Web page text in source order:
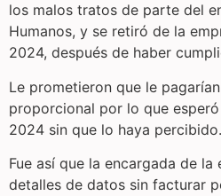
los malos tratos de parte del
Humanos, y se retiró de la
2024, después de haber
Le prometieron que le
proporcional por lo que
2024 sin que lo haya percibido.
Fue así que la encargada de la
detalles de datos sin facturar